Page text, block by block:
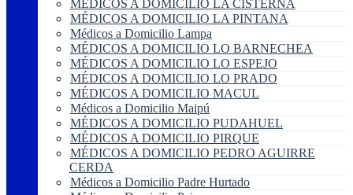
MÉDICOS A DOMICILIO LA CISTERNA
MÉDICOS A DOMICILIO LA PINTANA
Médicos a Domicilio Lampa
MÉDICOS A DOMICILIO LO BARNECHEA
MÉDICOS A DOMICILIO LO ESPEJO
MÉDICOS A DOMICILIO LO PRADO
MÉDICOS A DOMICILIO MACUL
Médicos a Domicilio Maipú
MÉDICOS A DOMICILIO PUDAHUEL
MÉDICOS A DOMICILIO PIRQUE
MÉDICOS A DOMICILIO PEDRO AGUIRRE
CERDA
Médicos a Domicilio Padre Hurtado